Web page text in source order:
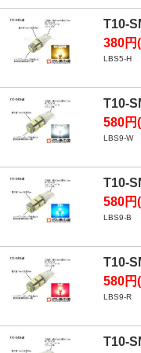
T10-
380円
LBS5-H
T10-
580円
LBS9-W
T10-
580円
LBS9-B
T10-
580円
LBS9-R
T10-